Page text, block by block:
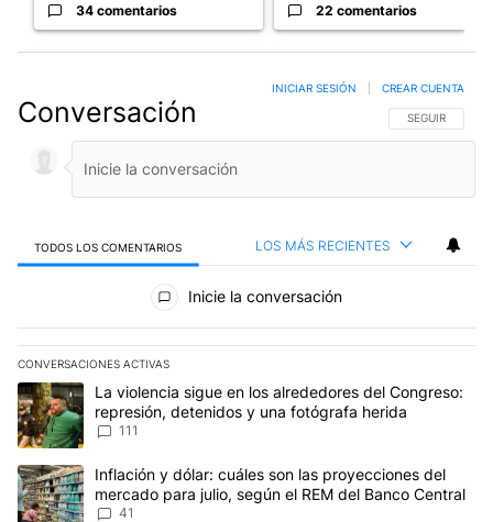
34 comentarios 22 comentarios
Conversación SIGA ESTA
SEGUIR
INICIAR SESIÓN CREAR CUENTA
TODOS LOS COMENTARIOS LOS MÁS RECIENTES
Todos los comentarios
Inicie la conversación
CONVERSACIONES ACTIVAS
Este listado muestra los artículos con más comentarios en los
Un artículo de tendencia con el título "La violencia sigue en los
La violencia sigue en los alrededores del Congreso:
represión, detenidos y una fotógrafa herida
111
Un artículo de tendencia con el título "Inflación y dólar: cuáles
Inflación y dólar: cuáles son las proyecciones del
mercado para julio, según el REM del Banco Central
41